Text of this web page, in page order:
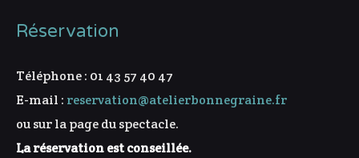
Réservation
Téléphone : 01 43 57 40 47
E-mail : reservation@atelierbonnegraine.fr
ou sur la page du spectacle.
La réservation est conseillée.